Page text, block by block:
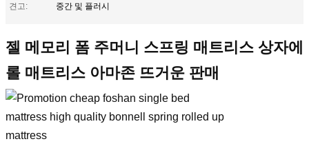
견고:
중간 및 플러시
젤 메모리 폼 주머니 스프링 매트리스 상자에
롤 매트리스 아마존 뜨거운 판매